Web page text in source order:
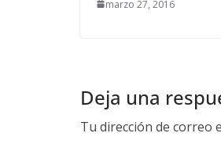
marzo 27, 2016
Deja una
Tu dirección de correo